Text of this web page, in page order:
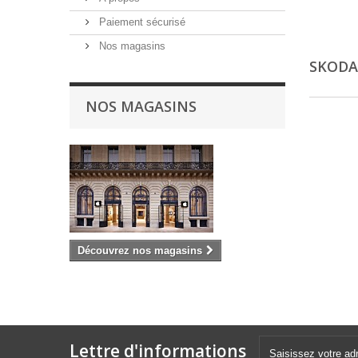
Paiement sécurisé
Nos magasins
NOS MAGASINS
Découvrez nos magasins
Lettre d'informations